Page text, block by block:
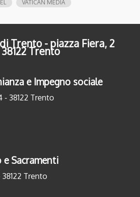
VATICAN MEDIA
Trento - piazza Fiera, 2
38122 Trento
e Impegno sociale
- 38122 Trento
e Sacramenti
38122 Trento